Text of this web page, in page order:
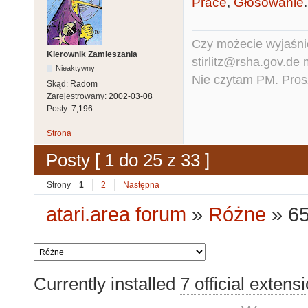
Kierownik Zamieszania
Nieaktywny
Skąd: Radom
Zarejestrowany: 2002-03-08
Posty: 7,196
Czy możecie
stirlitz@rsha.gov.de
Nie czytam PM.
Strona
Posty [ 1 do 25 z 33 ]
Strony 1 2 Następna
atari.area forum » Różne »
Currently installed 7 official